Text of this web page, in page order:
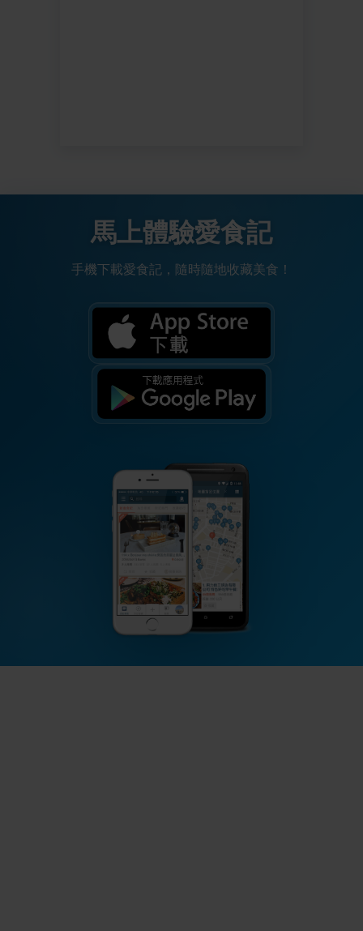
馬上體驗愛食記
手機下載愛食記，隨時隨地收藏美食！